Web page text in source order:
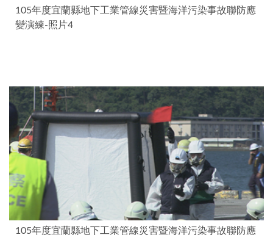
105年度宜蘭縣地下工業管線災害暨海洋污染事故聯防應
變演練-照片4
105年度宜蘭縣地下工業管線災害暨海洋污染事故聯防應